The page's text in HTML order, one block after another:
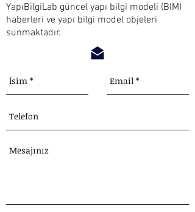
YapıBilgiLab güncel yapı bilgi modeli (BIM)
haberleri ve yapı bilgi model objeleri
sunmaktadır.